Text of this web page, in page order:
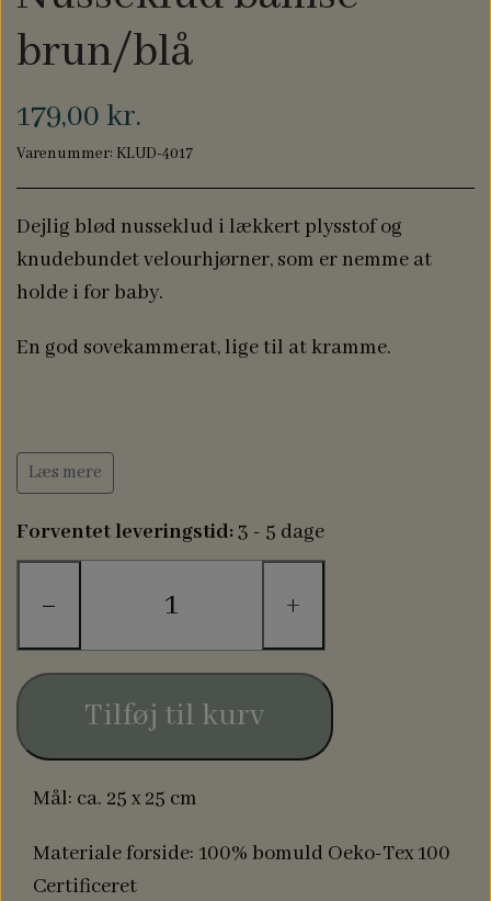
NAVN PÅ DÅBSKJOLE
BABYLØJER HOME
EDITION
BRILLE ETUIER
COMPUTER SLEEVES
brun/blå
179,00 kr.
Varenummer: KLUD-4017
Dejlig blød nusseklud i lækkert plysstof og
knudebundet velourhjørner, som er nemme at
holde i for baby.
En god sovekammerat, lige til at kramme.
Læs mere
Forventet leveringstid:3 - 5 dage
− +
Tilføj til kurv
Mål: ca. 25 x 25 cm
Materiale forside: 100% bomuld Oeko-Tex 100
Certificeret